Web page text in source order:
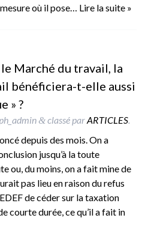
où il pose… Lire la suite »
Marché du travail, la
bénéficiera-t-elle aussi
» ?
&classé parARTICLES.
depuis des mois. On a
jusqu’à la toute
ou, du moins, on a fait mine de
pas lieu en raison du refus
de céder sur la taxation
courte durée, ce qu’il a fait in